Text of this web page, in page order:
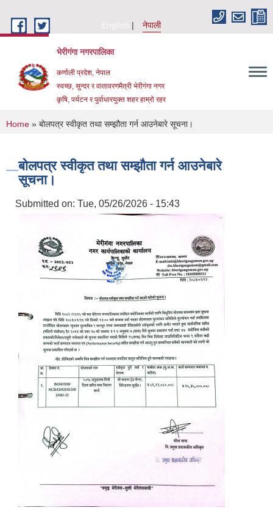
English
नेपाली
भेरीगंगा नगरपालिका
कर्णाली प्रदेश, नेपाल
स्वच्छ, सुन्दर र वातावरणमैत्री भेरीगंगा नगर
कृषि, पर्यटन र पुर्वाधारयुक्त शहर हाम्रो रहर
You are here
Home » बोलपत्र स्वीकृत तथा सम्झौता गर्न आउनेबारे सूचना।
बोलपत्र स्वीकृत तथा सम्झौता गर्न आउनेबारे
सूचना।
Submitted on: Tue, 05/26/2026 - 15:43